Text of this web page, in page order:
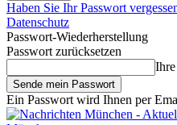
Haben Sie Ihr Passwort
Datenschutz
Passwort-Wiederherstellung
Passwort zurücksetzen
Ein Passwort wird Ihnen per